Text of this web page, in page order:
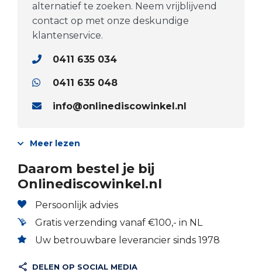
alternatief te zoeken. Neem vrijblijvend
contact op met onze deskundige
klantenservice.
0411 635 034
0411 635 048
info@onlinediscowinkel.nl
Meer lezen
Daarom bestel je bij
Onlinediscowinkel.nl
Persoonlijk advies
Gratis verzending vanaf €100,- in NL
Uw betrouwbare leverancier sinds 1978
DELEN OP SOCIAL MEDIA